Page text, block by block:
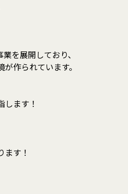
を展開しており、
作られています。
ます！
す！